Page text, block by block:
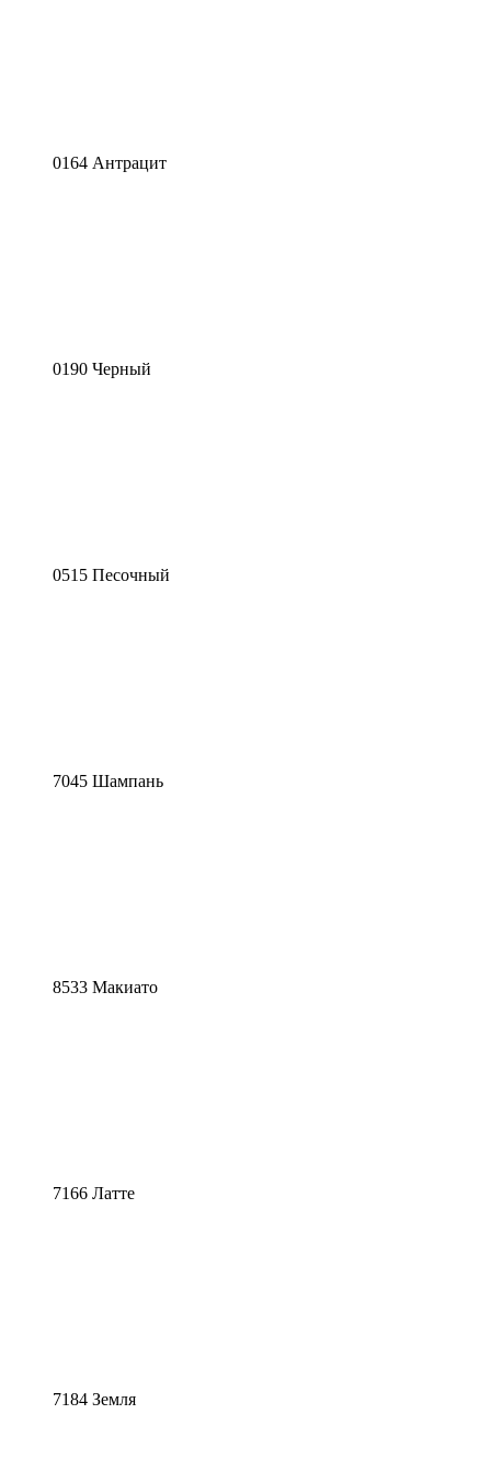
0164 Антрацит
0190 Черный
0515 Песочный
7045 Шампань
8533 Макиато
7166 Латте
7184 Земля